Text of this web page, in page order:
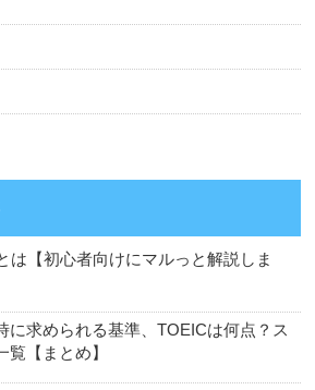
は【初心者向けにマルっと解説しま
に求められる基準、TOEICは何点？ス
覧【まとめ】